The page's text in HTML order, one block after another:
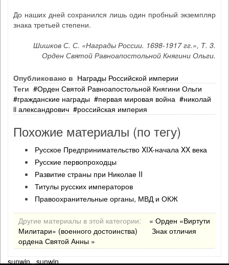
До наших дней сохранился лишь один пробный экземпляр
знака третьей степени.
Шишков С. С. «Награды России. 1698-1917 гг.», Т. 3.
Орден Святой Равноапостольной Княгини Ольги.
Опубликовано в Награды Российской империи
Теги
Орден Святой Равноапостольной Княгини Ольги
гражданские награды
первая мировая война
николай
ii александрович
российская империя
Похожие материалы (по тегу)
Русское Предпринимательство XIX-начала XX века
Русские первопроходцы
Развитие страны при Николае II
Титулы русских императоров
Правоохранительные органы, МВД и ОКЖ
Другие материалы в этой категории:
« Орден «Виртути
Милитари» (военного достоинства)
Знак отличия
ордена Святой Анны »
sunwin.sunwin